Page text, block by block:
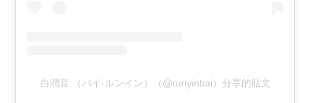
白潤音 （バイ·ルンイン）（@runyinbai）分享的貼文